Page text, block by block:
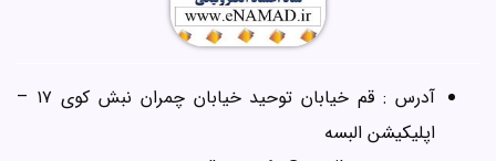
آدرس : قم خیابان توحید خیابان چمران نبش کوی ۱۷ –
اپلیکیشن البسه